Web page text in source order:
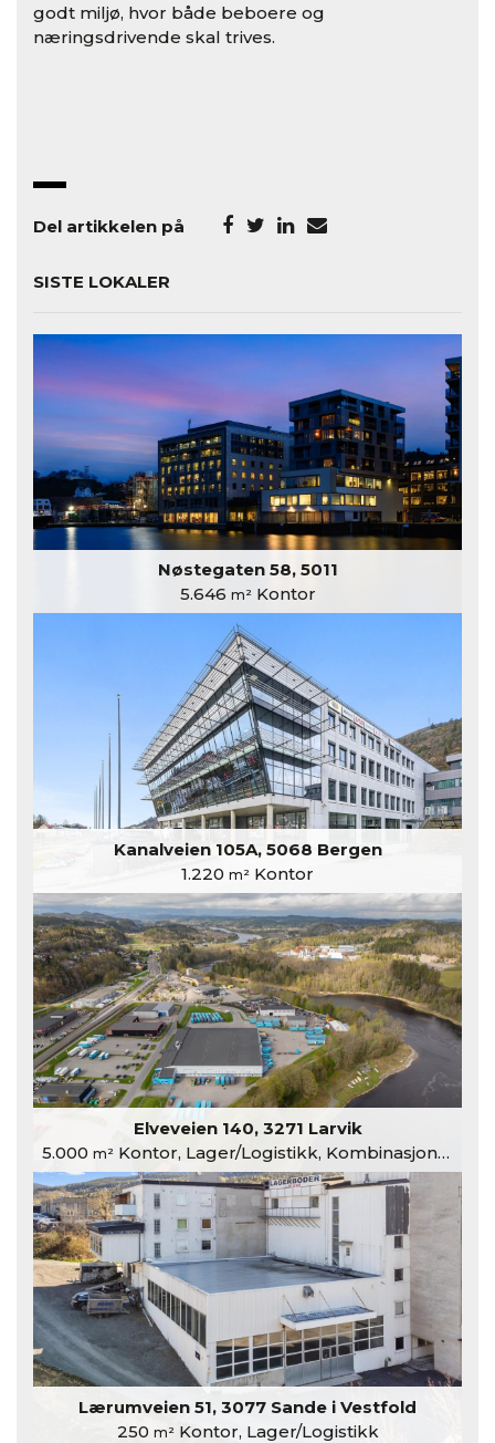
godt miljø, hvor både beboere og
næringsdrivende skal trives.
Del artikkelen på
SISTE LOKALER
Nøstegaten 58, 5011
5.646 m²Kontor
Kanalveien 105A, 5068 Bergen
1.220 m² Kontor
Elveveien 140, 3271 Larvik
5.000 m²Kontor, Lager/Logistikk, Kombinasjonslokaler
Lærumveien 51, 3077 Sande i Vestfold
250 m²Kontor, Lager/Logistikk